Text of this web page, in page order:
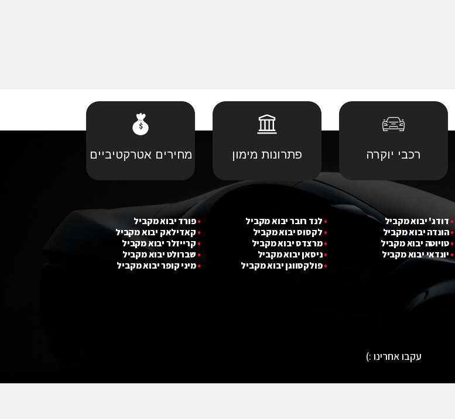
רכבי יוקרה פתרונות מימון מחירים אטרקטיביים
• דודג' יבוא מקביל
•הונדה יבוא מקביל
•טויוטה יבוא מקביל
• יונדאי יבוא מקביל
• לנד רובר יבוא מקביל
• לקסוס יבוא מקביל
•מרצדס יבוא מקביל
•ניסאן יבוא מקביל
•פולקסווגן יבוא מקביל
•פורד יבוא מקביל
• קאדילאק יבוא מקביל
• קרייזלר יבוא מקביל
• שברולט יבוא מקביל
•מיני קופר יבוא מקביל
עקבו אחרינו :)